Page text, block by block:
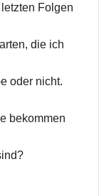
Folgen
die ich
oder nicht.
bekommen